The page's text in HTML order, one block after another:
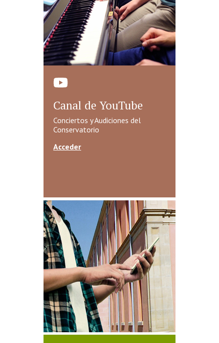
Canal de YouTube
Conciertos y Audiciones del
Conservatorio
Acceder